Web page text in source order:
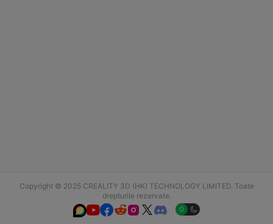
Copyright © 2025 CREALITY 3D (HK) TECHNOLOGY LIMITED. Toate
drepturile rezervate.
  